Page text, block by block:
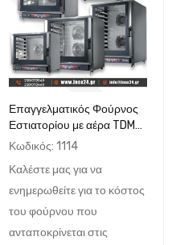
Επαγγελματικός Φούρνος
Εστιατορίου με αέρα TDM
NERO MID ψηφιακός ή
Κωδικός: 1114
Καλέστε μας για να
ενημερωθείτε για το κόστος
του φούρνου που
ανταποκρίνεται στις